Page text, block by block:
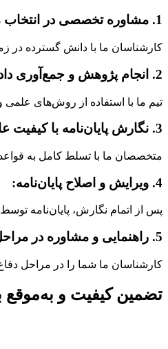
1. مشاوره تخصصی در انتخاب موضوع:
کارشناسان ما با دانش گسترده در
2. انجام پژوهش و جمع‌آوری داده‌ها:
تیم ما با استفاده از روش‌های علمی
3. نگارش پایان‌نامه با کیفیت عالی:
متخصصان ما با تسلط کامل به قواعد
4. ویرایش و اصلاح پایان‌نامه:
پس از اتمام نگارش، پایان‌نامه
5. راهنمایی و مشاوره در مراحل دفاع از پایان‌نامه:
کارشناسان ما شما را در مراحل دفاع
تضمین کیفیت و